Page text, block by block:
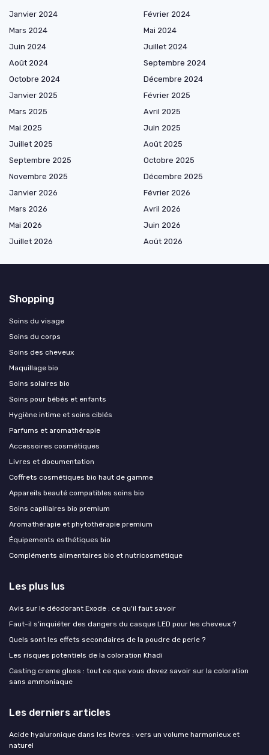
Janvier 2024
Février 2024
Mars 2024
Mai 2024
Juin 2024
Juillet 2024
Août 2024
Septembre 2024
Octobre 2024
Décembre 2024
Janvier 2025
Février 2025
Mars 2025
Avril 2025
Mai 2025
Juin 2025
Juillet 2025
Août 2025
Septembre 2025
Octobre 2025
Novembre 2025
Décembre 2025
Janvier 2026
Février 2026
Mars 2026
Avril 2026
Mai 2026
Juin 2026
Juillet 2026
Août 2026
Shopping
Soins du visage
Soins du corps
Soins des cheveux
Maquillage bio
Soins solaires bio
Soins pour bébés et enfants
Hygiène intime et soins ciblés
Parfums et aromathérapie
Accessoires cosmétiques
Livres et documentation
Coffrets cosmétiques bio haut de gamme
Appareils beauté compatibles soins bio
Soins capillaires bio premium
Aromathérapie et phytothérapie premium
Équipements esthétiques bio
Compléments alimentaires bio et nutricosmétique
Les plus lus
Avis sur le déodorant Exode : ce qu'il faut savoir
Faut-il s’inquiéter des dangers du casque LED pour les cheveux ?
Quels sont les effets secondaires de la poudre de perle ?
Les risques potentiels de la coloration Khadi
Casting creme gloss : tout ce que vous devez savoir sur la coloration
sans ammoniaque
Les derniers articles
Acide hyaluronique dans les lèvres : vers un volume harmonieux et
naturel